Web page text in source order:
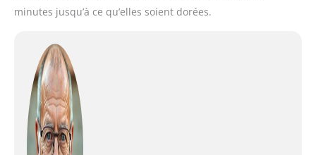
minutes jusqu’à ce qu’elles soient dorées.